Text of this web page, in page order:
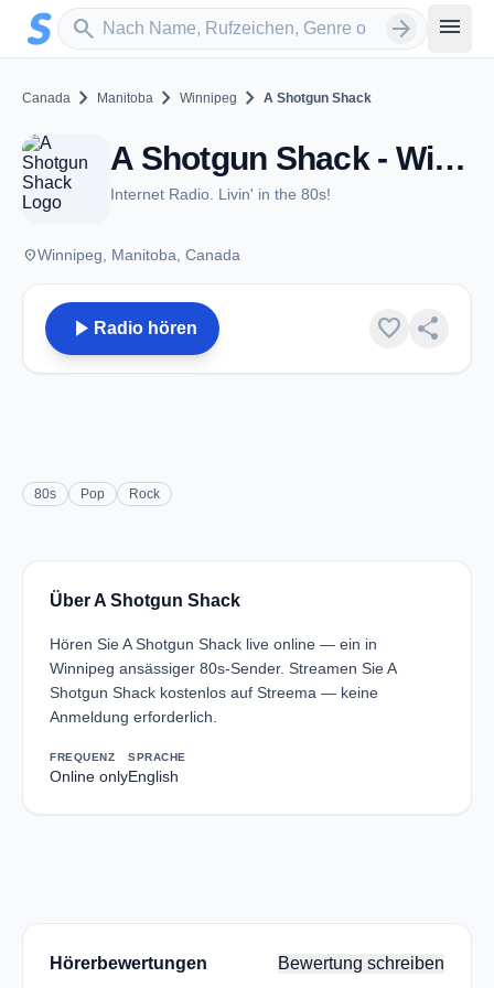
Zum Hauptinhalt springen
search
Sender suchen arrow_forward menu
Canada chevron_right Manitoba chevron_right Winnipeg chevron_right A Shotgun Shack
A Shotgun Shack - Winnipeg, MB
Internet Radio. Livin' in the 80s!
placeWinnipeg, Manitoba, Canada
play_arrow Radio hören favorite share
80s Pop Rock
Über A Shotgun Shack
Hören Sie A Shotgun Shack live online — ein in
Winnipeg ansässiger 80s-Sender. Streamen Sie A
Shotgun Shack kostenlos auf Streema — keine
Anmeldung erforderlich.
FREQUENZ
Online only
SPRACHE
English
Hörerbewertungen Bewertung schreiben